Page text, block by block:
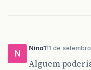
N
Nino111 de
Alguem